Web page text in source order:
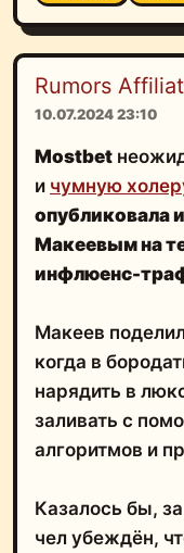
Rumors
10.07.2024 23:10
Mostbet
и чумную
опубликовала
Макеевым на
инфлюенс-
Макеев
когда в
нарядить в
заливать с
алгоритмов и
Казалось бы,
чел убеждён,